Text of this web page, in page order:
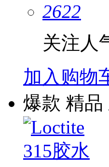
2622
关注人
加入购物
爆款 精品